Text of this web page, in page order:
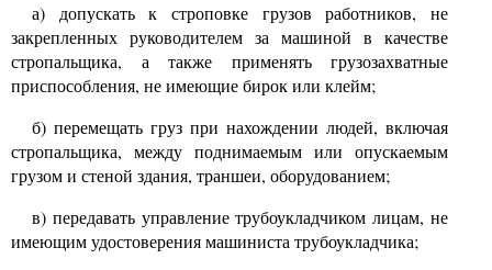
а) допускать к строповке грузов работников, не
закрепленных руководителем за машиной в качестве
стропальщика, а также применять грузозахватные
приспособления, не имеющие бирок или клейм;
б) перемещать груз при нахождении людей, включая
стропальщика, между поднимаемым или опускаемым
грузом и стеной здания, траншеи, оборудованием;
в) передавать управление трубоукладчиком лицам, не
имеющим удостоверения машиниста трубоукладчика;